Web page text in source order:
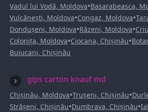
Vadul lui Vodă, Moldova•Basarabeasca,
Vulcănești, Moldova•Congaz, Moldova•
Dondușeni, Moldova•Răzeni, Moldova•
Colonița, Moldova•Ciocana, Chișinău•
Buiucani, Chișinău
gips carton knauf md
Chișinău, Moldova•Trușeni, Chișinău•
Strășeni, Chișinău•Dumbrava, Chișinău•